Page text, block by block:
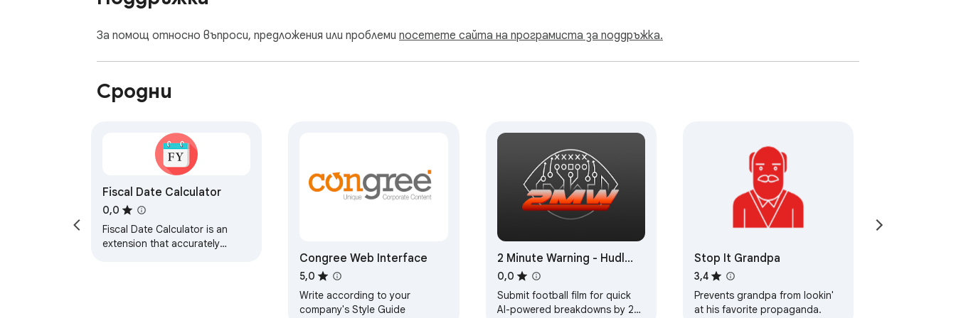
За помощ относно въпроси, предложения или проблеми посетете сайта на програмиста за поддръжка.
Сродни
Fiscal Date Calculator
0,0
Fiscal Date Calculator is an
extension that accurately
Congree Web Interface
5,0
Write according to your
company's Style Guide
2 Minute Warning - Hudl
Extension
0,0
Submit football film for quick
AI-powered breakdowns by 2
Stop It Grandpa
3,4
Prevents grandpa from lookin'
at his favorite propaganda.